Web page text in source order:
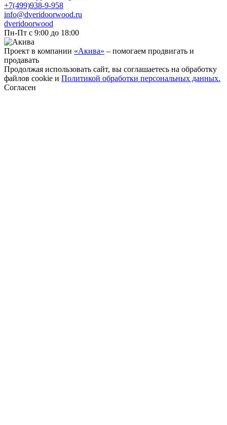
+7(499)938-9-958
info@dveridoorwood.ru
dveridoorwood
Пн-Пт с 9:00 до 18:00
Проект в компании «Акива» – помогаем продвигать и
продавать
Продолжая использовать сайт, вы соглашаетесь на обработку
файлов cookie и Политикой обработки персональных данных.
Согласен